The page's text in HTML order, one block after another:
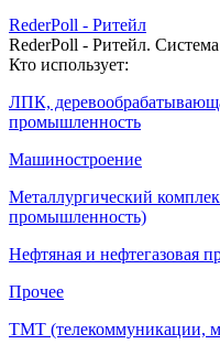
RederPoll - Ритейл
RederPoll - Ритейл.
Кто использует:
ЛПК,
промышленность
Машиностроение
Металлургический
промышленность)
Нефтяная и нефтегазовая
Прочее
ТМТ (телекоммуникации,